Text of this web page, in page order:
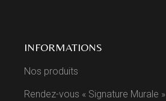
INFORMATIONS
Nos produits
Rendez-vous « Signature Murale »